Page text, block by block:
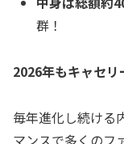
群！
2026年もキャセリ
毎年進化し続ける
マンスで多くのフ